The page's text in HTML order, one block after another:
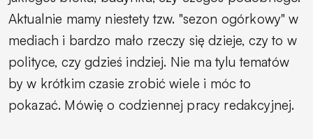
Aktualnie mamy niestety tzw. "sezon ogórkowy" w
mediach i bardzo mało rzeczy się dzieje, czy to w
polityce, czy gdzieś indziej. Nie ma tylu tematów
by w krótkim czasie zrobić wiele i móc to
pokazać. Mówię o codziennej pracy redakcyjnej.